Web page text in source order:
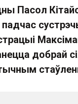
Пасол
добрай